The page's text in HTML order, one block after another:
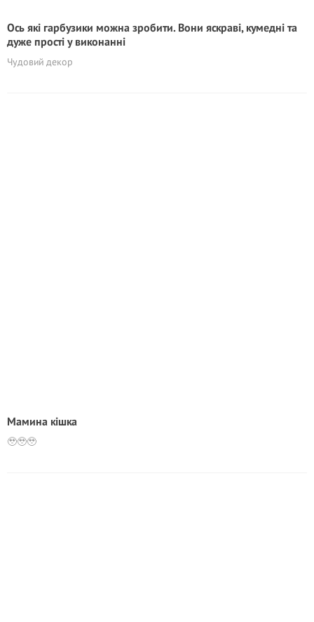
Ось які гарбузики можна зробити. Вони яскраві, кумедні та
дуже прості у виконанні
Чудовий декор
Мамина кішка
🥹🥹🥹